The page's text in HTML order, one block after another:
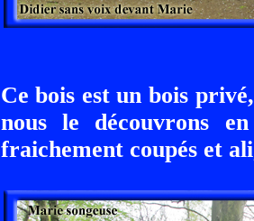
Ce bois est un bois
nous le découvrons
fraichement coupés et